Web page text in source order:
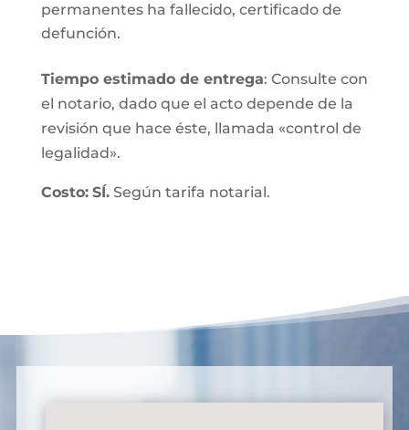
permanentes ha fallecido, certificado de
defunción.
Tiempo estimado de entrega: Consulte con
el notario, dado que el acto depende de la
revisión que hace éste, llamada «control de
legalidad».
Costo: SÍ.Según tarifa notarial.